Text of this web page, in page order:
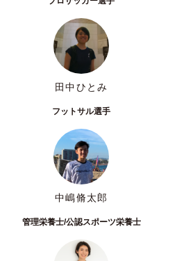
田中ひとみ
フットサル選手
中嶋脩太郎
管理栄養士/公認スポーツ栄養士